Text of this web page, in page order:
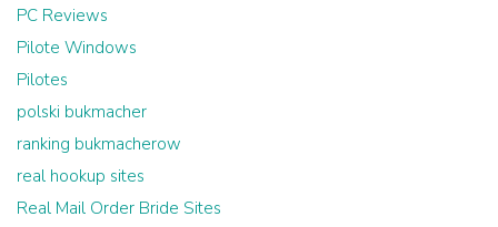
PC Reviews
Pilote Windows
Pilotes
polski bukmacher
ranking bukmacherow
real hookup sites
Real Mail Order Bride Sites